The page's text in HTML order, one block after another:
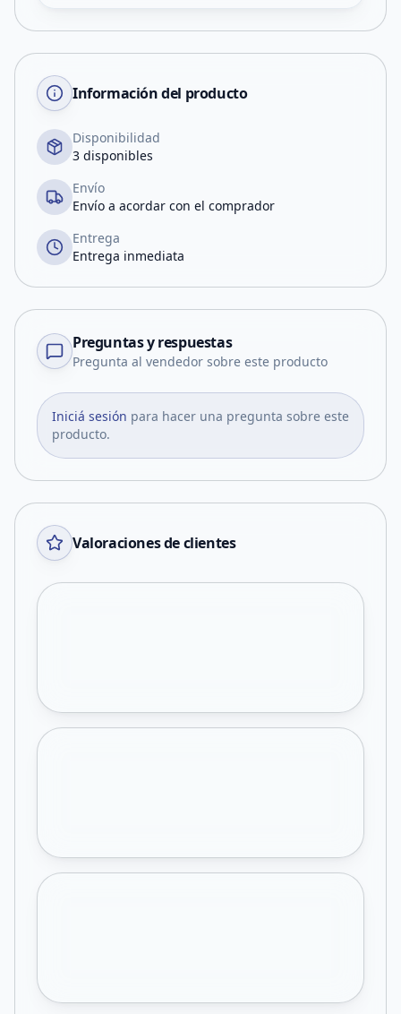
Información del producto
Disponibilidad
3 disponibles
Envío
Envío a acordar con el comprador
Entrega
Entrega inmediata
Preguntas y respuestas
Pregunta al vendedor sobre este producto
Iniciá sesión para hacer una pregunta sobre este
producto.
Valoraciones de clientes